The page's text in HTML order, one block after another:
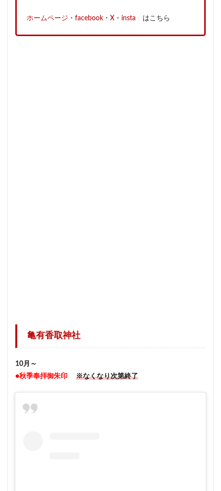
ホームページ ・ facebook ・ X ・ insta はこちら
亀有香取神社
10月～
●秋季奉拝御朱印
※なくなり次第終了